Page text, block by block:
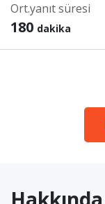
Ort.yanıt süresi
180 dakika